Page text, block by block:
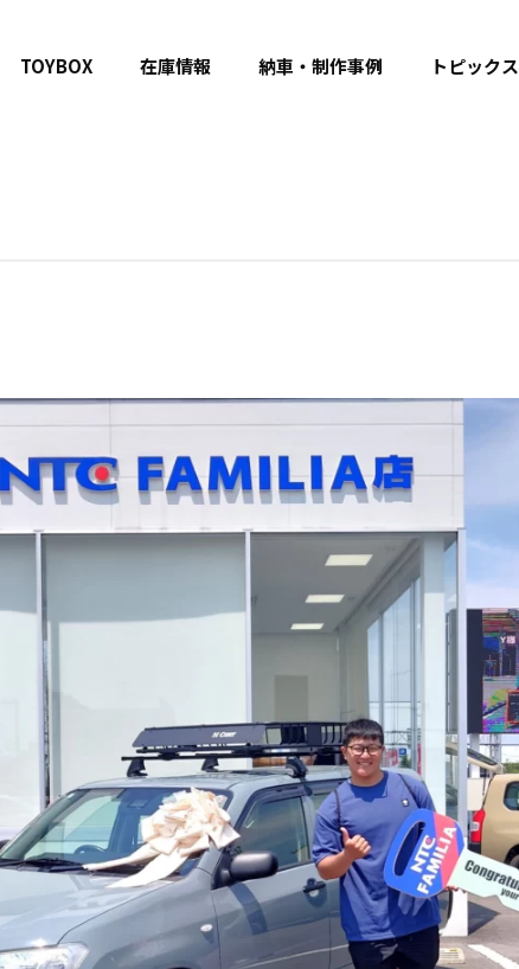
TOYBOX 在庫情報 納車・制作事例 トピックス